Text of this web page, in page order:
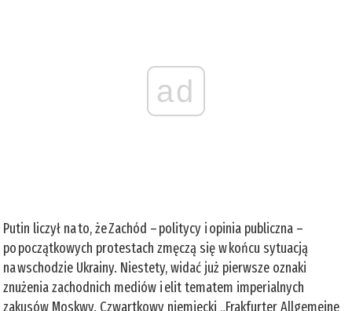
ad
Putin liczył na to, że Zachód – politycy i opinia publiczna –
po początkowych protestach zmęczą się w końcu sytuacją
na wschodzie Ukrainy. Niestety, widać już pierwsze oznaki
znużenia zachodnich mediów i elit tematem imperialnych
zakusów Moskwy. Czwartkowy niemiecki „Frakfurter Allgemeine